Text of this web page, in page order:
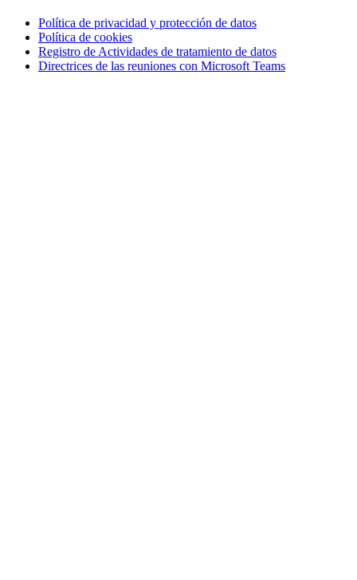
Política de privacidad y protección de datos
Política de cookies
Registro de Actividades de tratamiento de datos
Directrices de las reuniones con Microsoft Teams